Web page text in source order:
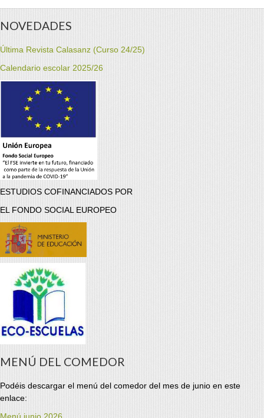
NOVEDADES
Última Revista Calasanz (Curso 24/25)
Calendario escolar 2025/26
ESTUDIOS COFINANCIADOS POR
EL FONDO SOCIAL EUROPEO
MENÚ DEL COMEDOR
Podéis descargar el menú del comedor del mes de junio en este
enlace: